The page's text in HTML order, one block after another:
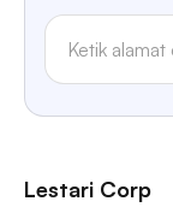
Lestari Corp